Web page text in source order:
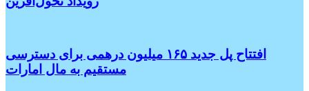
افتتاح پل جدید ۱۶۵ میلیون درهمی برای دسترسی
مستقیم به مال امارات